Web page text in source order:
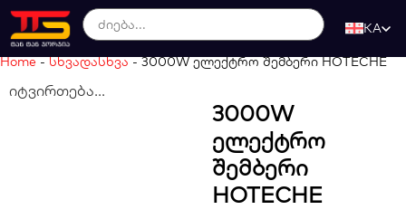
KA
Home-სხვადასხვა-3000W ელექტრო შემბერი HOTECHE
იტვირთება...
3000W
Ელექტრო
Შემბერი
HOTECHE